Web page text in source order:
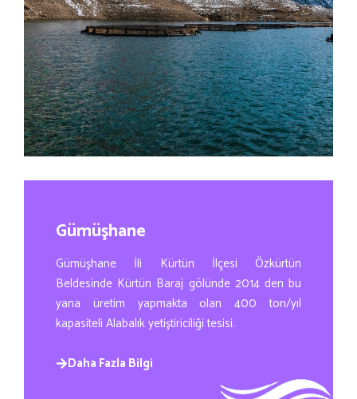
Gümüşhane
Gümüşhane İli Kürtün İlçesi Özkürtün
Beldesinde Kürtün Baraj gölünde 2014 den bu
yana üretim yapmakta olan 400 ton/yıl
kapasiteli Alabalık yetiştiriciliği tesisi.
Daha Fazla Bilgi